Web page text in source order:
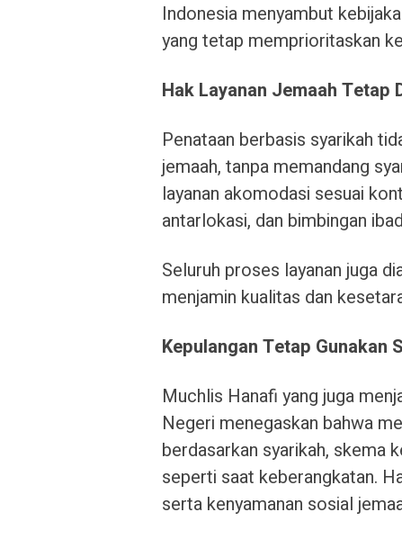
Indonesia menyambut
yang tetap memprioritaskan
Hak Layanan Jemaah Tetap
Penataan berbasis syarikah
jemaah, tanpa memandang
layanan akomodasi sesuai
antarlokasi, dan bimbingan
Seluruh proses layanan juga
menjamin kualitas dan
Kepulangan Tetap Gunakan
Muchlis Hanafi yang juga
Negeri menegaskan bahwa
berdasarkan syarikah, skema
seperti saat keberangkatan.
serta kenyamanan sosial